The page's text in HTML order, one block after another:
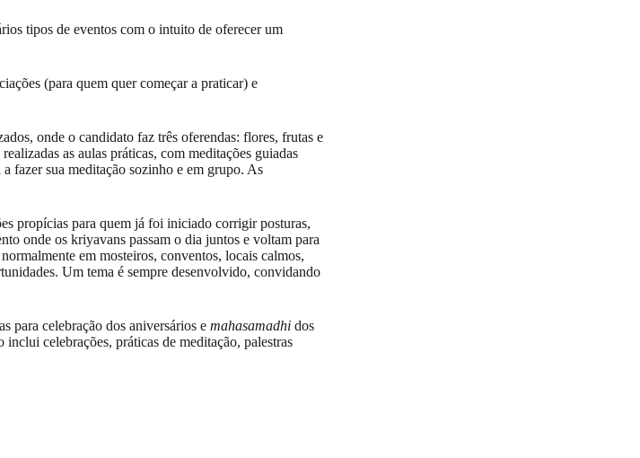
tipos de eventos com o intuito de oferecer um
(para quem quer começar a praticar) e
onde o candidato faz três oferendas: flores, frutas e
as aulas práticas, com meditações guiadas
fazer sua meditação sozinho e em grupo. As
propícias para quem já foi iniciado corrigir posturas,
onde os kriyavans passam o dia juntos e voltam para
em mosteiros, conventos, locais calmos,
Um tema é sempre desenvolvido, convidando
para celebração dos aniversários e mahasamadhi dos
celebrações, práticas de meditação, palestras